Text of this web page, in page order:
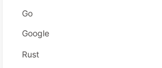
Go
Google
Rust